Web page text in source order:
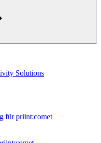
Solutions
für priint:comet